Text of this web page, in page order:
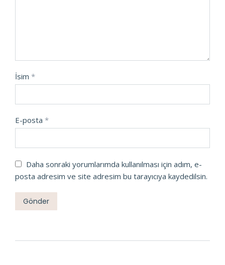
İsim *
E-posta *
Daha sonraki yorumlarımda kullanılması için adım, e-
posta adresim ve site adresim bu tarayıcıya kaydedilsin.